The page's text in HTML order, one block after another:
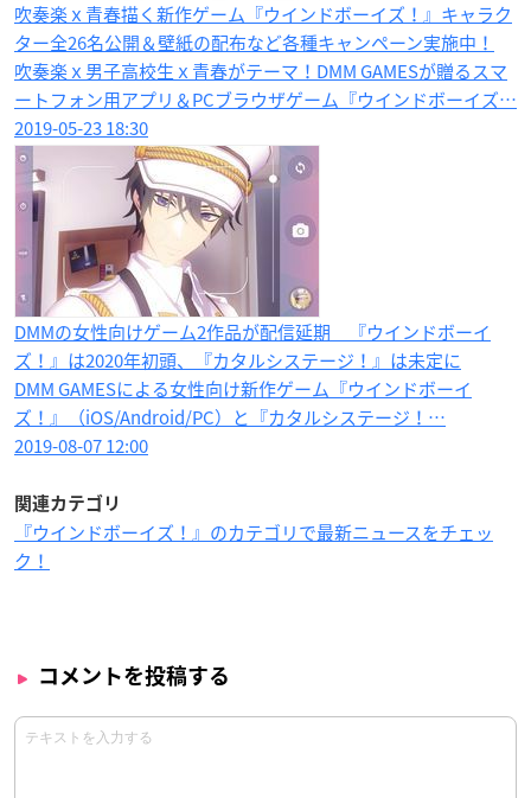
吹奏楽ｘ青春描く新作ゲーム『ウインドボーイズ！』キャラク
ター全26名公開＆壁紙の配布など各種キャンペーン実施中！
吹奏楽ｘ男子高校生ｘ青春がテーマ！DMM GAMESが贈るスマ
ートフォン用アプリ＆PCブラウザゲーム『ウインドボーイズ…
2019-05-23 18:30
DMMの女性向けゲーム2作品が配信延期 『ウインドボーイ
ズ！』は2020年初頭、『カタルシステージ！』は未定に
DMM GAMESによる女性向け新作ゲーム『ウインドボーイ
ズ！』（iOS/Android/PC）と『カタルシステージ！…
2019-08-07 12:00
関連カテゴリ
『ウインドボーイズ！』のカテゴリで最新ニュースをチェッ
ク！
コメントを投稿する